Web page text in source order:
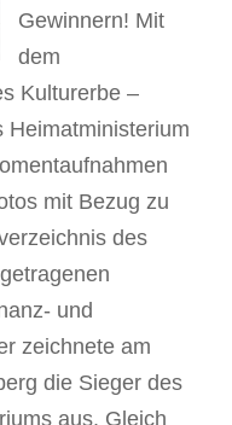
Gewinnern! Mit
dem
Kulturerbe –
Heimatministerium
mit Bezug zu
des
und
zeichnete am
die Sieger des
aus. Gleich